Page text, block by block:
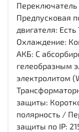
Предпусковая
двигателя:
Охлаждение:
АКБ: С
гелеобразным
электролитом
защиты:
полярность /
защиты по IP: